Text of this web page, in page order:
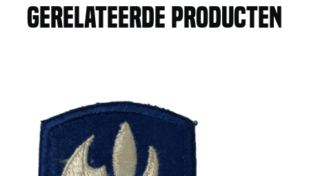
Gerelateerde producten